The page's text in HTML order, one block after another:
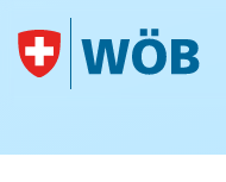
Skip to main content